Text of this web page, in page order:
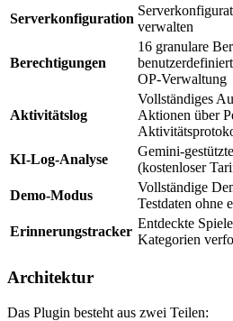
Serverkonfiguration
verwalten
Berechtigungen
16 granulare
OP-Verwaltung
Aktivitätslog
Vollständiges
Aktionen über
KI-Log-Analyse
Gemini-
(kostenloser
Demo-Modus
Vollständige
Testdaten ohne
Erinnerungstracker
Entdeckte
Kategorien
Architektur
Das Plugin besteht aus zwei Teilen: